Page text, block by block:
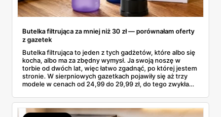
Butelka filtrująca za mniej niż 30 zł — porównałam oferty
z gazetek
Butelka filtrująca to jeden z tych gadżetów, które albo się
kocha, albo ma za zbędny wymysł. Ja swoją noszę w
torbie od dwóch lat, więc łatwo zgadnąć, po której jestem
stronie. W sierpniowych gazetkach pojawiły się aż trzy
modele w cenach od 24,99 do 29,99 zł, do tego zwykła
wszystkie oferty i policzyłam, kiedy taki zakup faktycznie
się opłaca.